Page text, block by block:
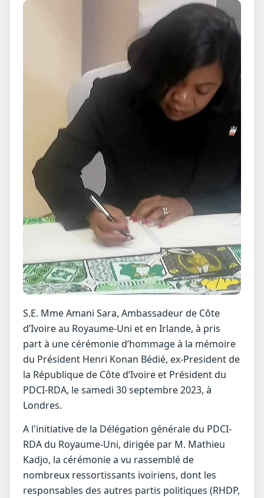
S.E. Mme Amani Sara, Ambassadeur de Côte
d’Ivoire au Royaume-Uni et en Irlande, à pris
part à une cérémonie d’hommage à la mémoire
du Président Henri Konan Bédié, ex-President de
la République de Côte d’Ivoire et Président du
PDCI-RDA, le samedi 30 septembre 2023, à
Londres.
A l'initiative de la Délégation générale du PDCI-
RDA du Royaume-Uni, dirigée par M. Mathieu
Kadjo, la cérémonie a vu rassemblé de
nombreux ressortissants ivoiriens, dont les
responsables des autres partis politiques (RHDP,